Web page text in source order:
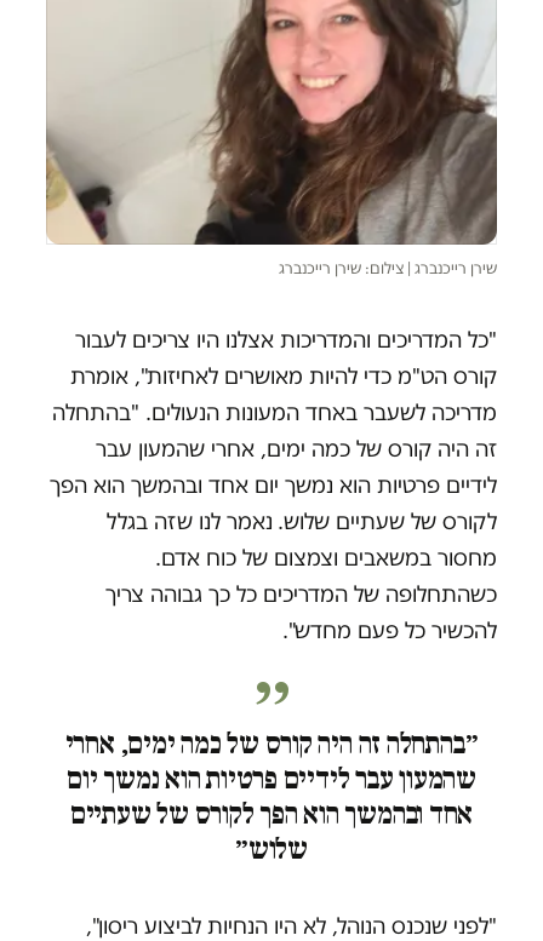
שירן רייכנברג | צילום: שירן רייכנברג
"כל המדריכים והמדריכות אצלנו היו צריכים לעבור
קורס הט"מ כדי להיות מאושרים לאחיזות", אומרת
מדריכה לשעבר באחד המעונות הנעולים. "בהתחלה
זה היה קורס של כמה ימים, אחרי שהמעון עבר
לידיים פרטיות הוא נמשך יום אחד ובהמשך הוא הפך
לקורס של שעתיים שלוש. נאמר לנו שזה בגלל
מחסור במשאבים וצמצום של כוח אדם.
כשהתחלופה של המדריכים כל כך גבוהה צריך
להכשיר כל פעם מחדש".
״בהתחלה זה היה קורס של כמה ימים, אחרי
שהמעון עבר לידיים פרטיות הוא נמשך יום
אחד ובהמשך הוא הפך לקורס של שעתיים
שלוש״
"לפני שנכנס הנוהל, לא היו הנחיות לביצוע ריסון",